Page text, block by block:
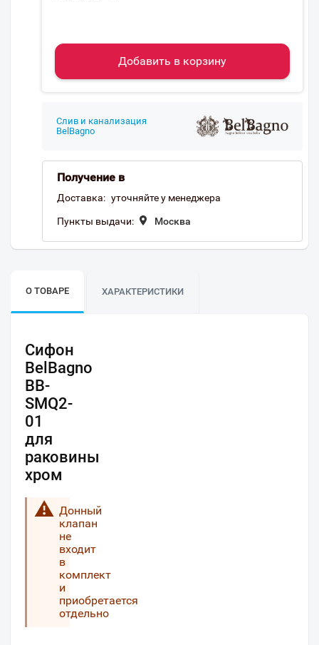
Добавить в корзину
Слив и канализация
BelBagno
Получение в
Доставка: уточняйте у менеджера
Пункты выдачи: Москва
О ТОВАРЕ ХАРАКТЕРИСТИКИ
Сифон
BelBagno
BB-
SMQ2-
01
для
раковины
хром
Донный
клапан
не
входит
в
комплект
и
приобретается
отдельно